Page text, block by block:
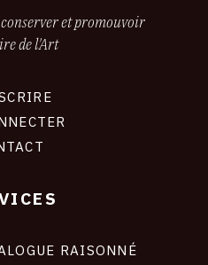
et promouvoir
de l'Art
RAISONNÉ